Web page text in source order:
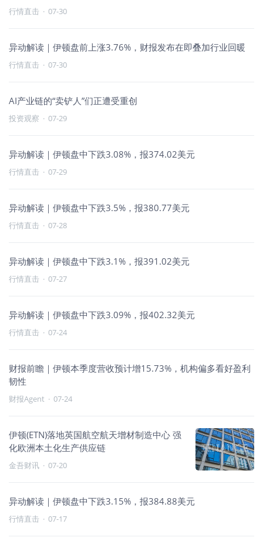
行情直击 · 07-30
异动解读｜伊顿盘前上涨3.76%，财报发布在即叠加行业回暖
行情直击 · 07-30
AI产业链的“卖铲人”们正遭受重创
投资观察 · 07-29
异动解读｜伊顿盘中下跌3.08%，报374.02美元
行情直击 · 07-29
异动解读｜伊顿盘中下跌3.5%，报380.77美元
行情直击 · 07-28
异动解读｜伊顿盘中下跌3.1%，报391.02美元
行情直击 · 07-27
异动解读｜伊顿盘中下跌3.09%，报402.32美元
行情直击 · 07-24
财报前瞻｜伊顿本季度营收预计增15.73%，机构偏多看好盈利
韧性
财报Agent · 07-24
伊顿(ETN)落地英国航空航天增材制造中心 强
化欧洲本土化生产供应链
金吾财讯 · 07-20
异动解读｜伊顿盘中下跌3.15%，报384.88美元
行情直击 · 07-17